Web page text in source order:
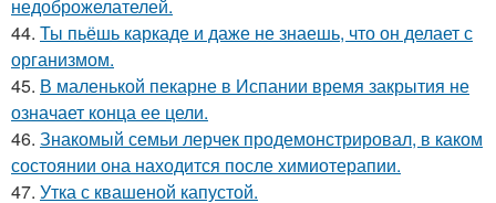
недоброжелателей.
44. Ты пьёшь каркаде и даже не знаешь, что он делает с
организмом.
45. В маленькой пекарне в Испании время закрытия не
означает конца ее цели.
46. Знакомый семьи лерчек продемонстрировал, в каком
состоянии она находится после химиотерапии.
47. Утка с квашеной капустой.